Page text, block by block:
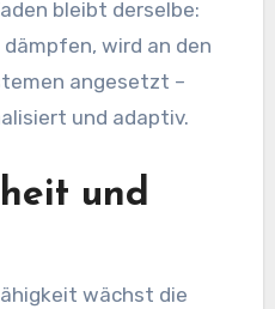
bleibt derselbe:
wird an den
angesetzt –
und adaptiv.
und
wächst die